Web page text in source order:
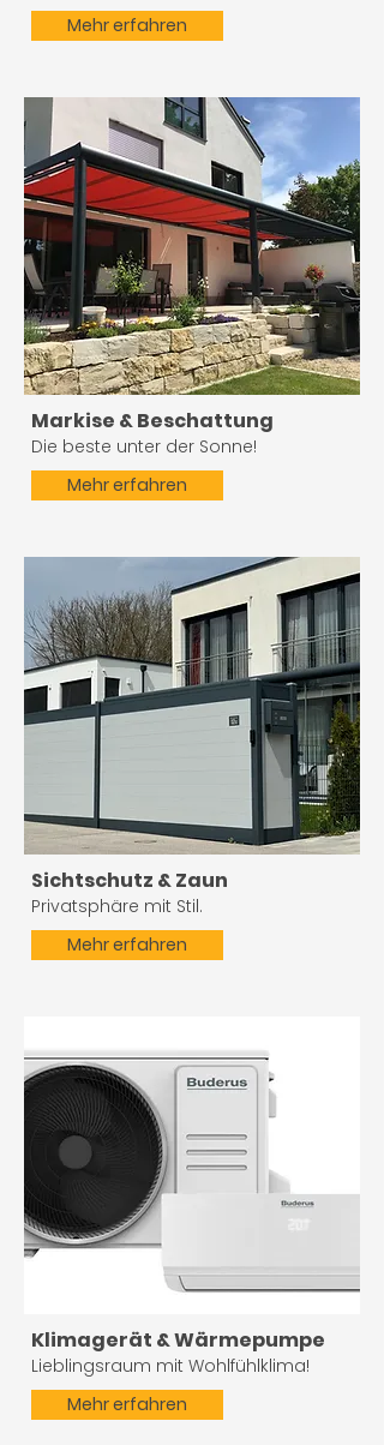
Mehr erfahren
Markise & Beschattung
​Die beste unter der Sonne!
Mehr erfahren
Sichtschutz & Zaun
Privatsphäre mit Stil.
Mehr erfahren
Klimagerät & Wärmepumpe
Lieblingsraum mit Wohlfühlklima!
Mehr erfahren